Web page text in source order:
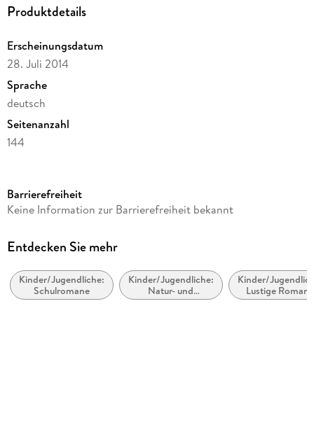
Produktdetails
Erscheinungsdatum
28. Juli 2014
Sprache
deutsch
Seitenanzahl
144
Altersempfehlung
Reihe
Autor/Autorin
Timo Parvela
Barrierefreiheit
Keine Information zur Barrierefreiheit bekannt
Entdecken Sie mehr
Kinder/Jugendliche:
Schulromane
Kinder/Jugendliche:
Natur- und
Tiergeschichten
Kinder/
Lustige Romane